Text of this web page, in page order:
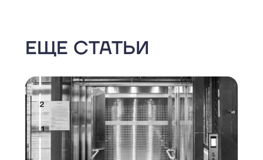
ЕЩЕ СТАТЬИ